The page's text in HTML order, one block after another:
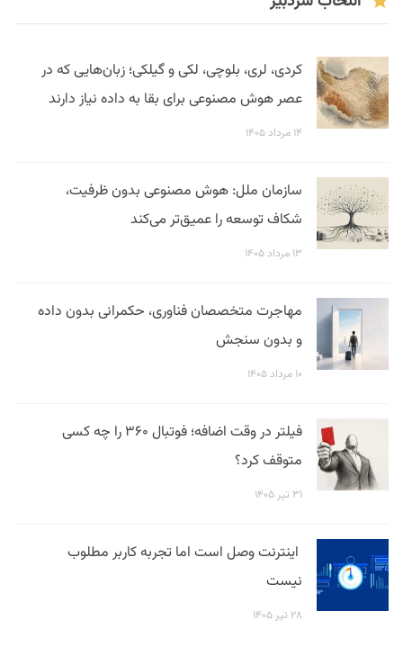
کردی، لری، بلوچی، لکی و گیلکی؛ زبان‌هایی که در
عصر هوش مصنوعی برای بقا به داده نیاز دارند
۱۴ مرداد ۱۴۰۵
سازمان ملل: هوش مصنوعی بدون ظرفیت،
شکاف توسعه را عمیق‌تر می‌کند
۱۳ مرداد ۱۴۰۵
مهاجرت متخصصان فناوری، حکمرانی بدون داده
و بدون سنجش
۱۰ مرداد ۱۴۰۵
فیلتر در وقت اضافه؛ فوتبال ۳۶۰ را چه کسی
متوقف کرد؟
۳۱ تیر ۱۴۰۵
اینترنت وصل است اما تجربه کاربر مطلوب
نیست
۲۸ تیر ۱۴۰۵